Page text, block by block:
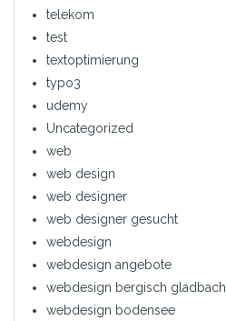
telekom
test
textoptimierung
typo3
udemy
Uncategorized
web
web design
web designer
web designer gesucht
webdesign
webdesign angebote
webdesign bergisch gladbach
webdesign bodensee